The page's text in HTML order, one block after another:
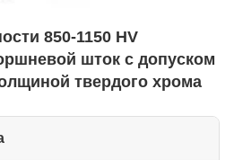
850-1150 HV
шток с допуском
твердого хрома